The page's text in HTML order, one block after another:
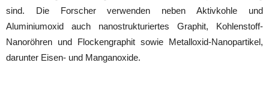
sind. Die Forscher verwenden neben Aktivkohle und
Aluminiumoxid auch nanostrukturiertes Graphit, Kohlenstoff-
Nanoröhren und Flockengraphit sowie Metalloxid-Nanopartikel,
darunter Eisen- und Manganoxide.